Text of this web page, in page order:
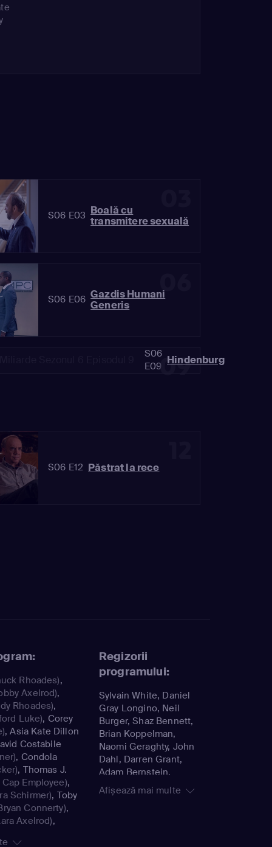
S06 E03 Boală cu
transmitere sexuală
06
S06 E06 Gazdis Humani
Generis
09
S06
E09 Hindenburg
S06 E12 Păstrat la rece
Rhoades),
Axelrod),
Rhoades),
Luke), Corey
,Asia Kate Dillon
Costabile
, Condola
, Thomas J.
Employee),
Schirmer), Toby
Connerty),
Axelrod),
Regizorii
programului:
Sylvain White, Daniel
Gray Longino, Neil
Burger, Shaz Bennett,
Brian Koppelman,
Naomi Geraghty, John
Dahl, Darren Grant,
Adam Bernstein,
Daniel Attias, Tara
Nicole Weyr, Chloe
Afișează mai multe